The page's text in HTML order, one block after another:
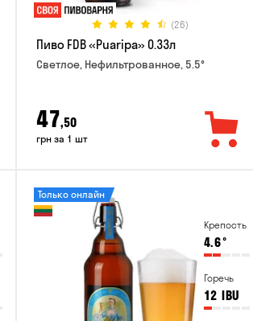
(26)
Пиво FDB «Puaripa» 0.33л
Светлое, Нефильтрованное, 5.5°
47,50
грн за 1 шт
Крепость
4.6°
Горечь
12 IBU
Только онлайн